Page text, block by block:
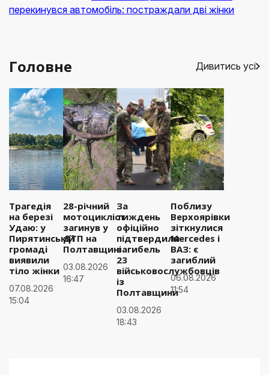
перекинувся автомобіль: постраждали дві жінки
Головне Дивитись усі
Трагедія
на березі
Удаю: у
Пирятинській
громаді
виявили
тіло жінки
07.08.2026
15:04
28-річний
мотоцикліст
загинув у
ДТП на
Полтавщині
03.08.2026
16:47
За
тиждень
офіційно
підтвердили
загибель
23
військовослужбовців
із
Полтавщини
03.08.2026
18:43
Поблизу
Верхоярівки
зіткнулися
Mercedes і
ВАЗ: є
загиблий
06.08.2026
11:54